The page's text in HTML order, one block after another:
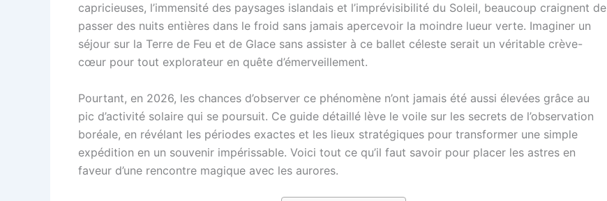
capricieuses, l’immensité des paysages islandais et l’imprévisibilité du Soleil, beaucoup craignent de
passer des nuits entières dans le froid sans jamais apercevoir la moindre lueur verte. Imaginer un
séjour sur la Terre de Feu et de Glace sans assister à ce ballet céleste serait un véritable crève-
cœur pour tout explorateur en quête d’émerveillement.
Pourtant, en 2026, les chances d’observer ce phénomène n’ont jamais été aussi élevées grâce au
pic d’activité solaire qui se poursuit. Ce guide détaillé lève le voile sur les secrets de l’observation
boréale, en révélant les périodes exactes et les lieux stratégiques pour transformer une simple
expédition en un souvenir impérissable. Voici tout ce qu’il faut savoir pour placer les astres en
faveur d’une rencontre magique avec les aurores.